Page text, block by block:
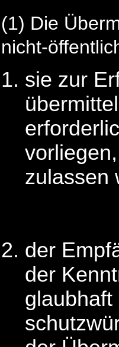
(1) Die
nicht-
sie zur
zulassen
der
der